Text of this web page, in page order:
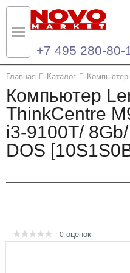
+7 495 280-80-
Главная Каталог
Компьютер
ThinkCentre
i3-9100T/
DOS
0 оценок
Назад
Каталог продукции
Ноутбуки и ультрабуки
Компьютеры
Опции и комплектующие
Назад
Контакты
Контактная информация